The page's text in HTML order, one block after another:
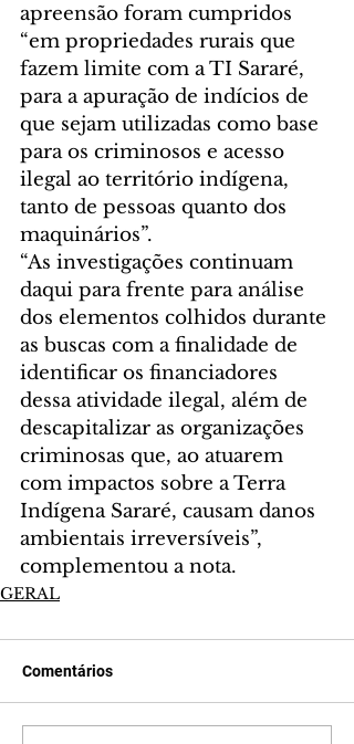
apreensão foram cumpridos
“em propriedades rurais que
fazem limite com a TI Sararé,
para a apuração de indícios de
que sejam utilizadas como base
para os criminosos e acesso
ilegal ao território indígena,
tanto de pessoas quanto dos
maquinários”.
“As investigações continuam
daqui para frente para análise
dos elementos colhidos durante
as buscas com a finalidade de
identificar os financiadores
dessa atividade ilegal, além de
descapitalizar as organizações
criminosas que, ao atuarem
com impactos sobre a Terra
Indígena Sararé, causam danos
ambientais irreversíveis”,
complementou a nota.
GERAL
Comentários